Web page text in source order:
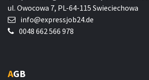
ul. Owocowa 7, PL-64-115 Swieciechowa
info@expressjob24.de
0048 662 566 978
AGB